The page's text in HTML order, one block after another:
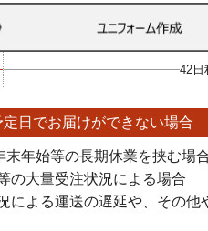
42日
定日でお届けができない場合
末年始等の長期休業を挟む場
の大量受注状況による場合
による運送の遅延や、その他